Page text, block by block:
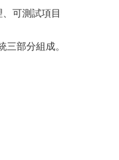
可測試項目
三部分組成。